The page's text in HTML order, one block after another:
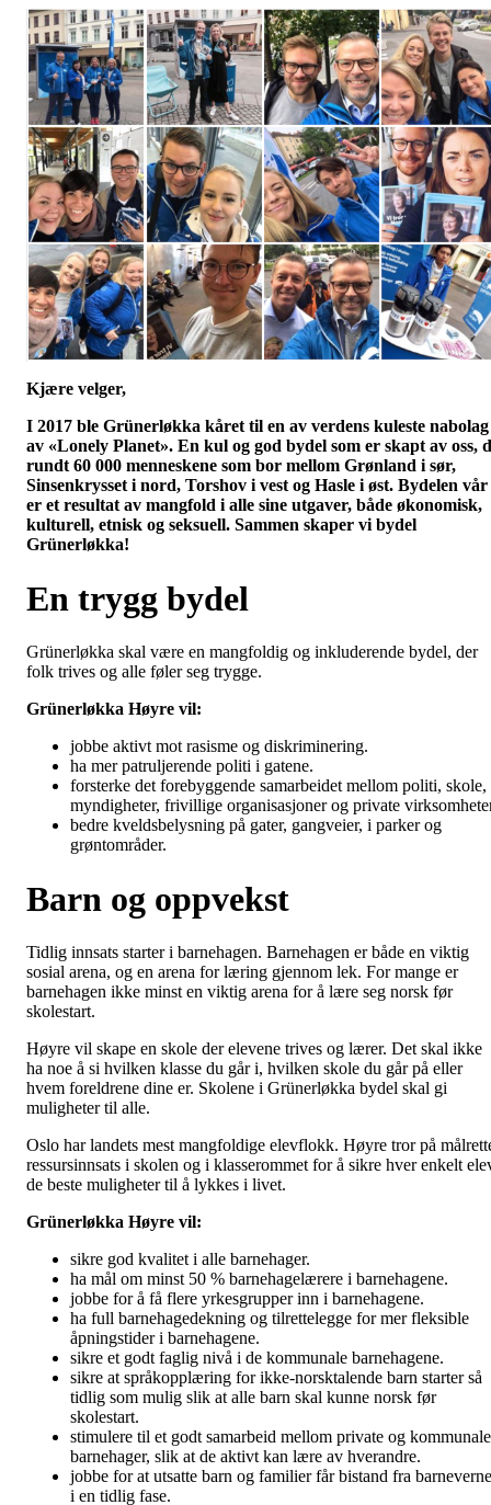
Kjære velger,
I 2017 ble Grünerløkka kåret til en av verdens kuleste nabolag
av «Lonely Planet». En kul og god bydel som er skapt av oss,
rundt 60 000 menneskene som bor mellom Grønland i sør,
Sinsenkrysset i nord, Torshov i vest og Hasle i øst. Bydelen vår
er et resultat av mangfold i alle sine utgaver, både økonomisk,
kulturell, etnisk og seksuell. Sammen skaper vi bydel
Grünerløkka!
En trygg bydel
Grünerløkka skal være en mangfoldig og inkluderende bydel, der
folk trives og alle føler seg trygge.
Grünerløkka Høyre vil:
jobbe aktivt mot rasisme og diskriminering.
ha mer patruljerende politi i gatene.
forsterke det forebyggende samarbeidet mellom politi, skole,
myndigheter, frivillige organisasjoner og private
bedre kveldsbelysning på gater, gangveier, i parker og
grøntområder.
Barn og oppvekst
Tidlig innsats starter i barnehagen. Barnehagen er både en viktig
sosial arena, og en arena for læring gjennom lek. For mange er
barnehagen ikke minst en viktig arena for å lære seg norsk før
skolestart.
Høyre vil skape en skole der elevene trives og lærer. Det skal ikke
ha noe å si hvilken klasse du går i, hvilken skole du går på eller
hvem foreldrene dine er. Skolene i Grünerløkka bydel skal gi
muligheter til alle.
Oslo har landets mest mangfoldige elevflokk. Høyre tror på
ressursinnsats i skolen og i klasserommet for å sikre hver enkelt
de beste muligheter til å lykkes i livet.
Grünerløkka Høyre vil:
sikre god kvalitet i alle barnehager.
ha mål om minst 50 % barnehagelærere i barnehagene.
jobbe for å få flere yrkesgrupper inn i barnehagene.
ha full barnehagedekning og tilrettelegge for mer fleksible
åpningstider i barnehagene.
sikre et godt faglig nivå i de kommunale barnehagene.
sikre at språkopplæring for ikke-norsktalende barn starter så
tidlig som mulig slik at alle barn skal kunne norsk før
skolestart.
stimulere til et godt samarbeid mellom private og kommunale
barnehager, slik at de aktivt kan lære av hverandre.
jobbe for at utsatte barn og familier får bistand fra
i en tidlig fase.